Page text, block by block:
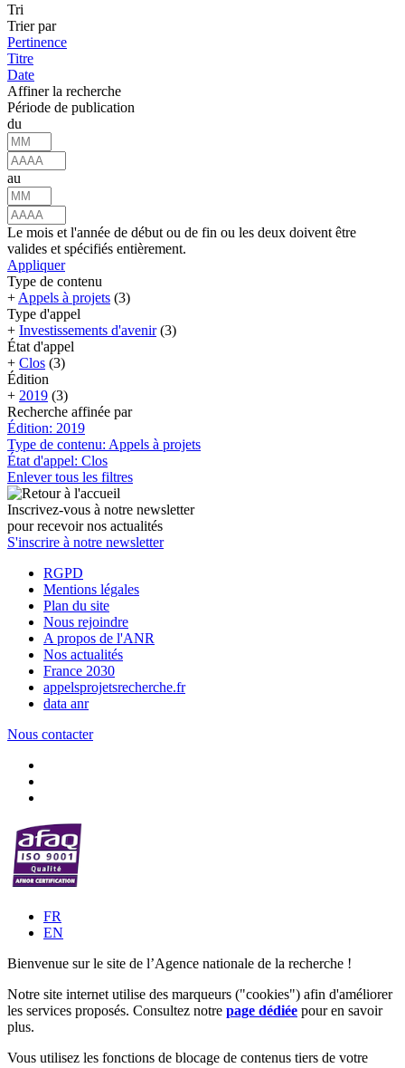
Tri
Trier par
Pertinence
Titre
Date
Affiner la recherche
Période de publication
du
au
Le mois et l'année de début ou de fin ou les deux doivent être
valides et spécifiés entièrement.
Appliquer
Type de contenu
+ Appels à projets (3)
Type d'appel
+ Investissements d'avenir (3)
État d'appel
+ Clos (3)
Édition
+ 2019 (3)
Recherche affinée par
Édition: 2019
Type de contenu: Appels à projets
État d'appel: Clos
Enlever tous les filtres
Inscrivez-vous à notre newsletter
pour recevoir nos actualités
S'inscrire à notre newsletter
RGPD
Mentions légales
Plan du site
Nous rejoindre
A propos de l'ANR
Nos actualités
France 2030
appelsprojetsrecherche.fr
data anr
Nous contacter
FR
EN
Bienvenue sur le site de l’Agence nationale de la recherche !
Notre site internet utilise des marqueurs ("cookies") afin d'améliorer
les services proposés. Consultez notre page dédiée pour en savoir
plus.
Vous utilisez les fonctions de blocage de contenus tiers de votre